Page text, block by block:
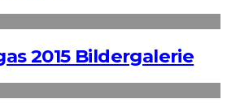
2015 Bildergalerie